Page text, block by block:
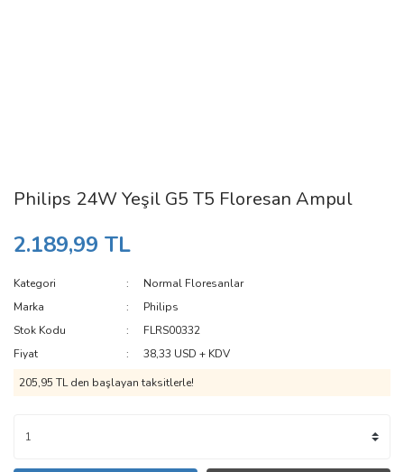
Philips 24W Yeşil G5 T5 Floresan Ampul
2.189,99 TL
Kategori
Normal Floresanlar
Marka
Philips
Stok Kodu
FLRS00332
Fiyat
38,33 USD + KDV
205,95 TL den başlayan taksitlerle!